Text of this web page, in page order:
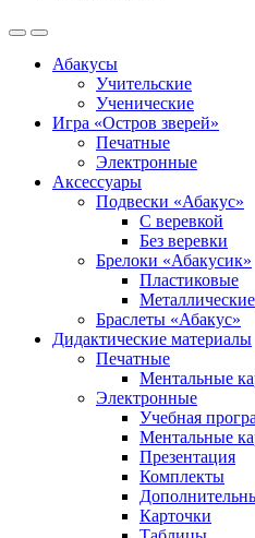
Абакусы
Учительские
Ученические
Игра «Остров зверей»
Печатные
Электронные
Аксессуары
Подвески «Абакус»
С веревкой
Без веревки
Брелоки «Абакусик»
Пластиковые
Металлические
Браслеты «Абакус»
Дидактические материалы
Печатные
Ментальные
Электронные
Учебная
Ментальные
Презентация
Комплекты
Карточки